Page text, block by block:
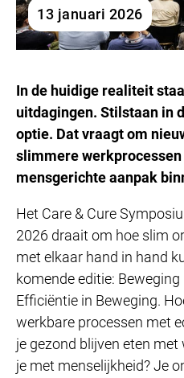
13 januari 2026
In de huidige realiteit
uitdagingen. Stilstaan in
optie. Dat vraagt om
slimmere
mensgerichte aanpak
Het Care & Cure
2026 draait om hoe slim
met elkaar hand in hand
komende editie:
Efficiëntie in Beweging.
werkbare processen met
je gezond blijven eten
je met menselijkheid? Je